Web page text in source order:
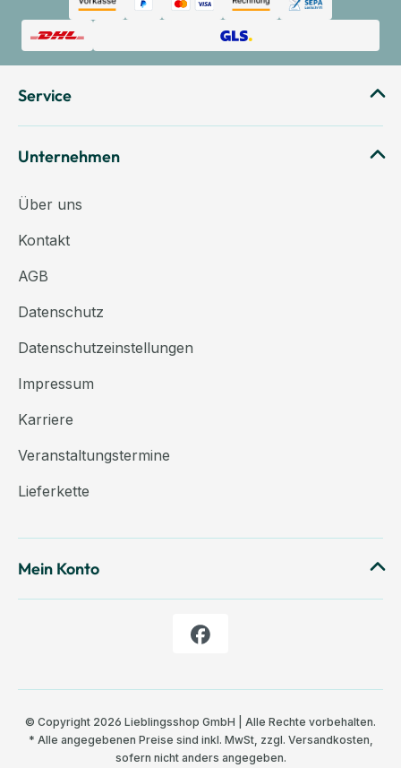
Service
Unternehmen
Über uns
Kontakt
AGB
Datenschutz
Datenschutzeinstellungen
Impressum
Karriere
Veranstaltungstermine
Lieferkette
Mein Konto
© Copyright 2026 Lieblingsshop GmbH | Alle Rechte vorbehalten.
* Alle angegebenen Preise sind inkl. MwSt, zzgl. Versandkosten,
sofern nicht anders angegeben.